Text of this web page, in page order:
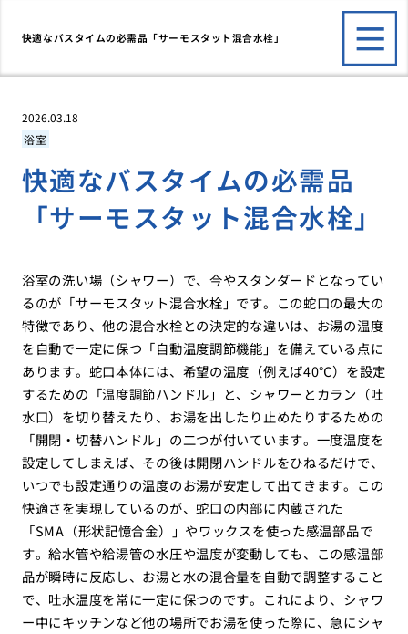
快適なバスタイムの必需品「サーモスタット混合水栓」
2026.03.18
浴室
快適なバスタイムの必需品
「サーモスタット混合水栓」
浴室の洗い場（シャワー）で、今やスタンダードとなってい
るのが「サーモスタット混合水栓」です。この蛇口の最大の
特徴であり、他の混合水栓との決定的な違いは、お湯の温度
を自動で一定に保つ「自動温度調節機能」を備えている点に
あります。蛇口本体には、希望の温度（例えば40℃）を設定
するための「温度調節ハンドル」と、シャワーとカラン（吐
水口）を切り替えたり、お湯を出したり止めたりするための
「開閉・切替ハンドル」の二つが付いています。一度温度を
設定してしまえば、その後は開閉ハンドルをひねるだけで、
いつでも設定通りの温度のお湯が安定して出てきます。この
快適さを実現しているのが、蛇口の内部に内蔵された
「SMA（形状記憶合金）」やワックスを使った感温部品で
す。給水管や給湯管の水圧や温度が変動しても、この感温部
品が瞬時に反応し、お湯と水の混合量を自動で調整すること
で、吐水温度を常に一定に保つのです。これにより、シャワ
ー中にキッチンなど他の場所でお湯を使った際に、急にシャ